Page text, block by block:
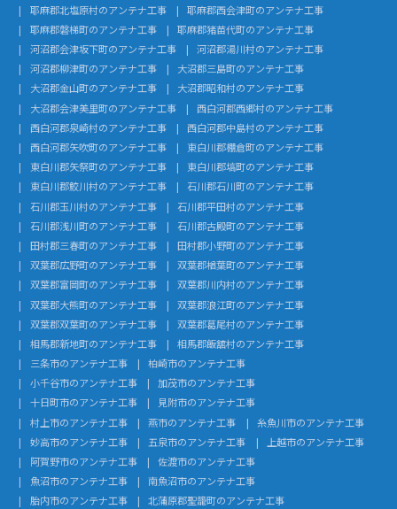
耶麻郡北塩原村のアンテナ工事
耶麻郡西会津町のアンテナ工事
耶麻郡磐梯町のアンテナ工事
耶麻郡猪苗代町のアンテナ工事
河沼郡会津坂下町のアンテナ工事
河沼郡湯川村のアンテナ工事
河沼郡柳津町のアンテナ工事
大沼郡三島町のアンテナ工事
大沼郡金山町のアンテナ工事
大沼郡昭和村のアンテナ工事
大沼郡会津美里町のアンテナ工事
西白河郡西郷村のアンテナ工事
西白河郡泉崎村のアンテナ工事
西白河郡中島村のアンテナ工事
西白河郡矢吹町のアンテナ工事
東白川郡棚倉町のアンテナ工事
東白川郡矢祭町のアンテナ工事
東白川郡塙町のアンテナ工事
東白川郡鮫川村のアンテナ工事
石川郡石川町のアンテナ工事
石川郡玉川村のアンテナ工事
石川郡平田村のアンテナ工事
石川郡浅川町のアンテナ工事
石川郡古殿町のアンテナ工事
田村郡三春町のアンテナ工事
田村郡小野町のアンテナ工事
双葉郡広野町のアンテナ工事
双葉郡楢葉町のアンテナ工事
双葉郡富岡町のアンテナ工事
双葉郡川内村のアンテナ工事
双葉郡大熊町のアンテナ工事
双葉郡浪江町のアンテナ工事
双葉郡双葉町のアンテナ工事
双葉郡葛尾村のアンテナ工事
相馬郡新地町のアンテナ工事
相馬郡飯舘村のアンテナ工事
三条市のアンテナ工事
柏崎市のアンテナ工事
小千谷市のアンテナ工事
加茂市のアンテナ工事
十日町市のアンテナ工事
見附市のアンテナ工事
村上市のアンテナ工事
燕市のアンテナ工事
糸魚川市のアンテナ工事
妙高市のアンテナ工事
五泉市のアンテナ工事
上越市のアンテナ工事
阿賀野市のアンテナ工事
佐渡市のアンテナ工事
魚沼市のアンテナ工事
南魚沼市のアンテナ工事
胎内市のアンテナ工事
北蒲原郡聖籠町のアンテナ工事